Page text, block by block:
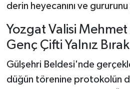
derin heyecanını ve gururunu
Yozgat Valisi
Genç Çifti Yalnız
Gülşehri Beldesi'nde
düğün törenine protokolün